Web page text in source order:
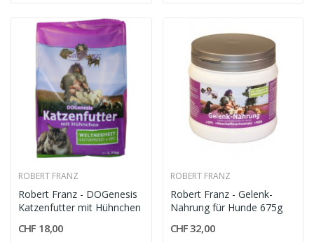
ROBERT FRANZ
Robert Franz - DOGenesis
Katzenfutter mit Hühnchen
CHF 18,00
ROBERT FRANZ
Robert Franz - Gelenk-
Nahrung für Hunde 675g
CHF 32,00